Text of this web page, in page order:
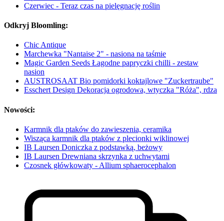
Czerwiec - Teraz czas na pielęgnację roślin
Odkryj Bloomling:
Chic Antique
Marchewka "Nantaise 2" - nasiona na taśmie
Magic Garden Seeds Łagodne papryczki chilli - zestaw
nasion
AUSTROSAAT Bio pomidorki koktajlowe "Zuckertraube"
Esschert Design Dekoracja ogrodowa, wtyczka "Róża", rdza
Nowości:
Karmnik dla ptaków do zawieszenia, ceramika
Wisząca karmnik dla ptaków z plecionki wiklinowej
IB Laursen Doniczka z podstawką, beżowy
IB Laursen Drewniana skrzynka z uchwytami
Czosnek główkowaty - Allium sphaerocephalon